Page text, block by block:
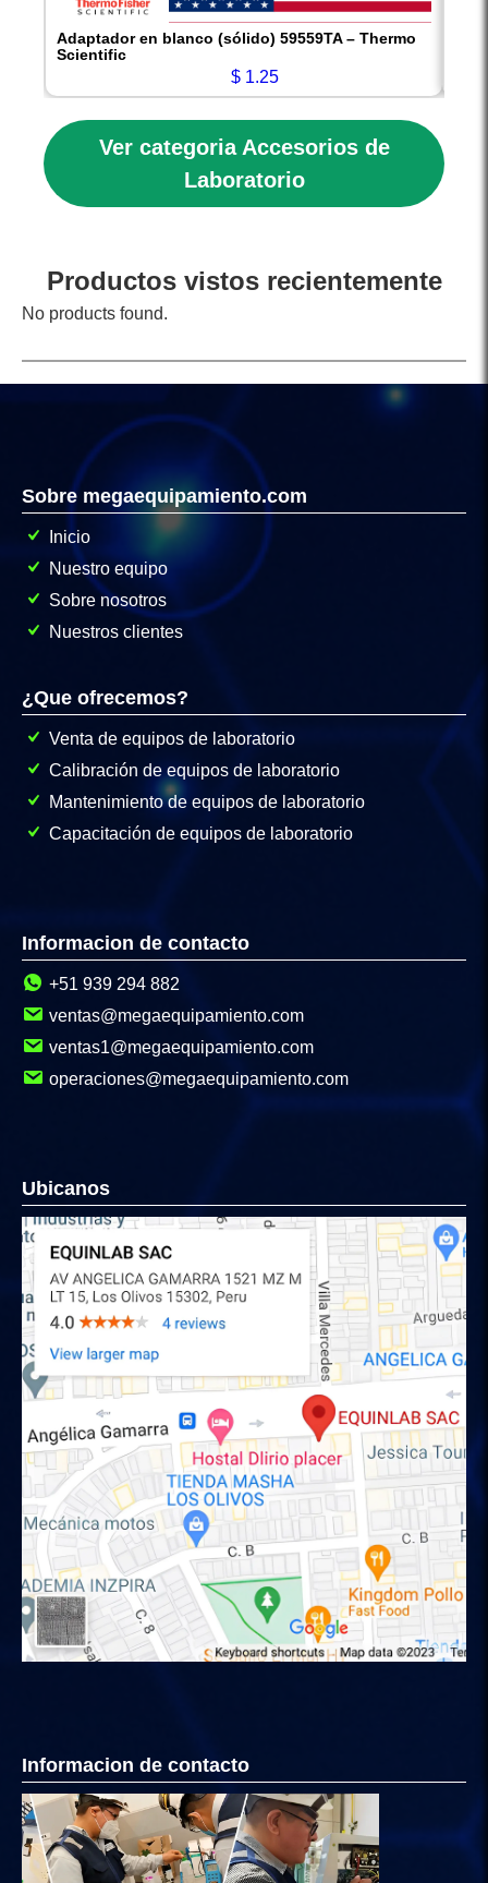
Adaptador en blanco (sólido) 59559TA – Thermo
Scientific
$ 1.25
Ver categoria Accesorios de
Laboratorio
Productos vistos recientemente
No products found.
Sobre megaequipamiento.com
Inicio
Nuestro equipo
Sobre nosotros
Nuestros clientes
¿Que ofrecemos?
Venta de equipos de laboratorio
Calibración de equipos de laboratorio
Mantenimiento de equipos de laboratorio
Capacitación de equipos de laboratorio
Informacion de contacto
+51 939 294 882
ventas@megaequipamiento.com
ventas1@megaequipamiento.com
operaciones@megaequipamiento.com
Ubicanos
Informacion de contacto